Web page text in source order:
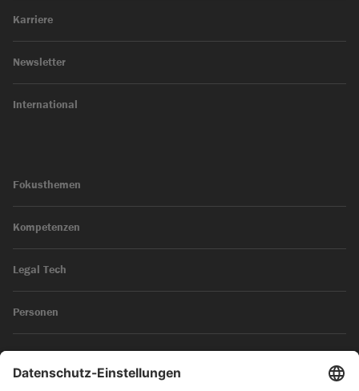
Karriere
Newsletter
International
Fokusthemen
Kompetenzen
Legal Tech
Personen
News